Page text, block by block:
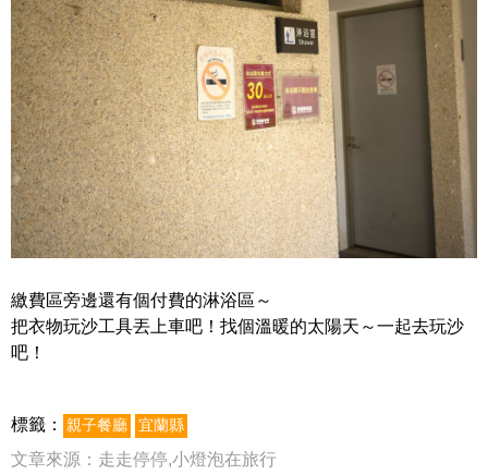
繳費區旁邊還有個付費的淋浴區～
把衣物玩沙工具丟上車吧！找個溫暖的太陽天～一起去玩沙
吧！
標籤： 親子餐廳 宜蘭縣
文章來源： 走走停停,小燈泡在旅行